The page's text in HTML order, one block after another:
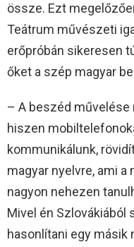
össze. Ezt
Teátrum művészeti
erőpróbán sikeresen
őket a szép magyar
– A beszéd művelése
hiszen
kommunikálunk,
magyar nyelvre, ami
nagyon nehezen
Mivel én
hasonlítani egy másik